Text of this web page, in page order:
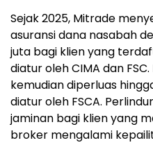
Sejak 2025, Mitrade
asuransi dana nasabah
juta bagi klien yang
diatur oleh CIMA dan
kemudian diperluas
diatur oleh FSCA.
jaminan bagi klien yang
broker mengalami